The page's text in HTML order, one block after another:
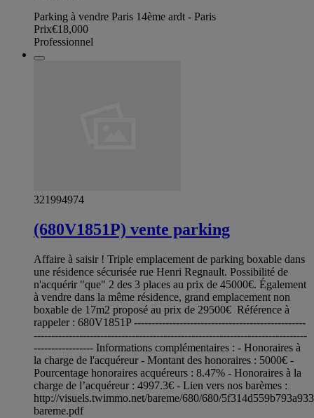
Parking à vendre Paris 14ème ardt - Paris
Prix€18,000
Professionnel
321994974
(680V1851P) vente parking
Affaire à saisir ! Triple emplacement de parking boxable dans
une résidence sécurisée rue Henri Regnault. Possibilité de
n'acquérir "que" 2 des 3 places au prix de 45000€. Également
à vendre dans la même résidence, grand emplacement non
boxable de 17m2 proposé au prix de 29500€ Référence à
rappeler : 680V1851P -------------------------------------------------
------------------------------------------------------------------------------
----------------- Informations complémentaires : - Honoraires à
la charge de l'acquéreur - Montant des honoraires : 5000€ -
Pourcentage honoraires acquéreurs : 8.47% - Honoraires à la
charge de l’acquéreur : 4997.3€ - Lien vers nos barèmes :
http://visuels.twimmo.net/bareme/680/680/
bareme.pdf